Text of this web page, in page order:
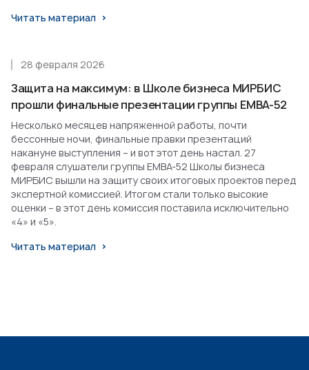
Читать материал
Защита на максимум: в Школе бизнеса МИРБИС
прошли финальные презентации группы EMBA-52
28 февраля 2026
Несколько месяцев напряженной работы, почти
бессонные ночи, финальные правки презентаций
накануне выступления – и вот этот день настал. 27
февраля слушатели группы EMBA-52 Школы бизнеса
МИРБИС вышли на защиту своих итоговых проектов перед
экспертной комиссией. Итогом стали только высокие
оценки – в этот день комиссия поставила исключительно
«4» и «5».
Читать материал